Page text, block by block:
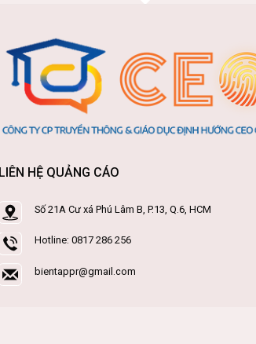
LIÊN HỆ QUẢNG CÁO
Số 21A Cư xá Phú Lâm B, P.13, Q.6, HCM
Hotline: 0817 286 256
bientappr@gmail.com